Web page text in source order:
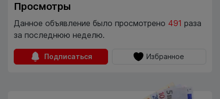
Просмотры
Данное объявление было просмотрено 491 раза
за последнюю неделю.
Подписаться Избранное